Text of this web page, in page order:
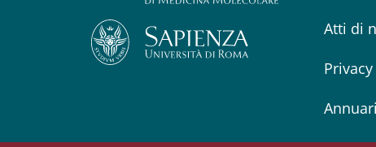
Atti di
Privacy